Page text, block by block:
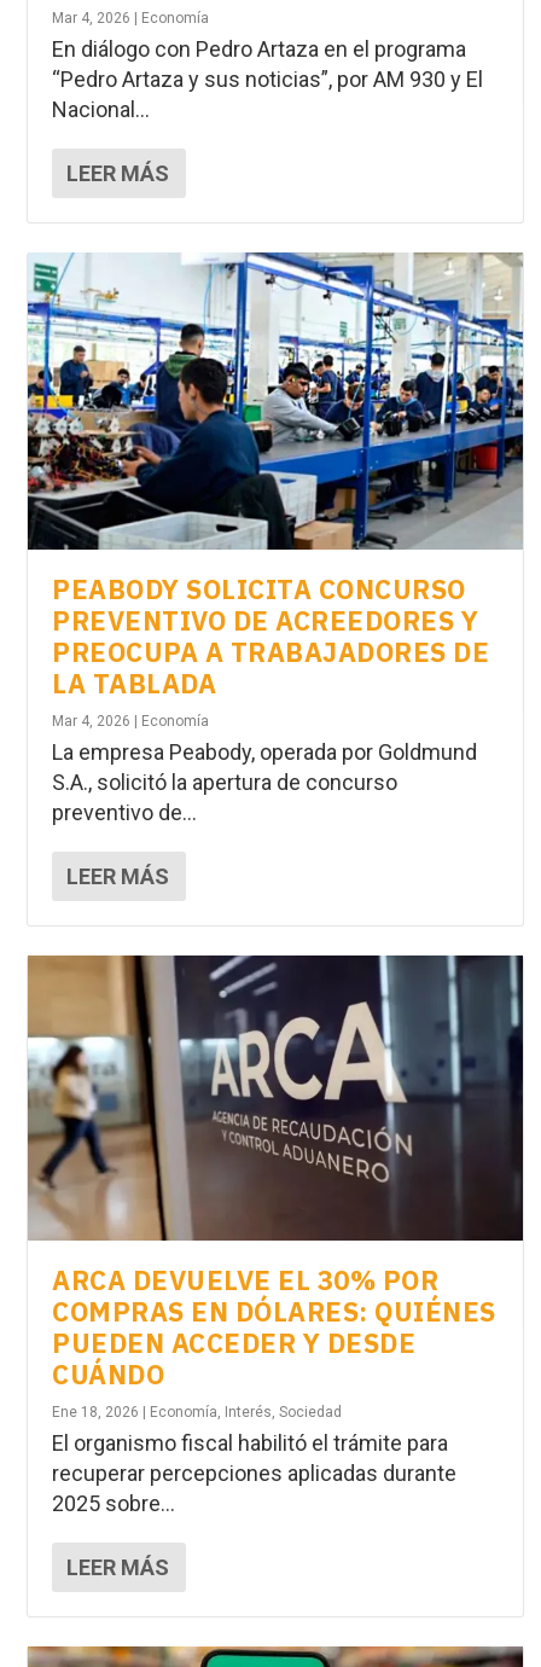
Mar 4, 2026 Economía
En diálogo con Pedro Artaza en el programa
“Pedro Artaza y sus noticias”, por AM 930 y El
Nacional...
LEER MÁS
PEABODY SOLICITA CONCURSO
PREVENTIVO DE ACREEDORES Y
PREOCUPA A TRABAJADORES DE
LA TABLADA
Mar 4, 2026 | Economía
La empresa Peabody, operada por Goldmund
S.A., solicitó la apertura de concurso
preventivo de...
LEER MÁS
ARCA DEVUELVE EL 30% POR
COMPRAS EN DÓLARES: QUIÉNES
PUEDEN ACCEDER Y DESDE
CUÁNDO
Ene 18, 2026 Economía, Interés,Sociedad
El organismo fiscal habilitó el trámite para
recuperar percepciones aplicadas durante
2025 sobre...
LEER MÁS